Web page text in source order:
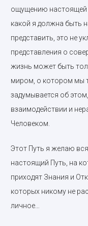
ощущению настоящей
какой я должна быть
представить, это не
представления о
жизнь может быть
миром, о котором мы
задумывается об
взаимодействии и
Человеком.
Этот Путь я желаю
настоящий Путь, на
приходят Знания и
которых никому не
личное…